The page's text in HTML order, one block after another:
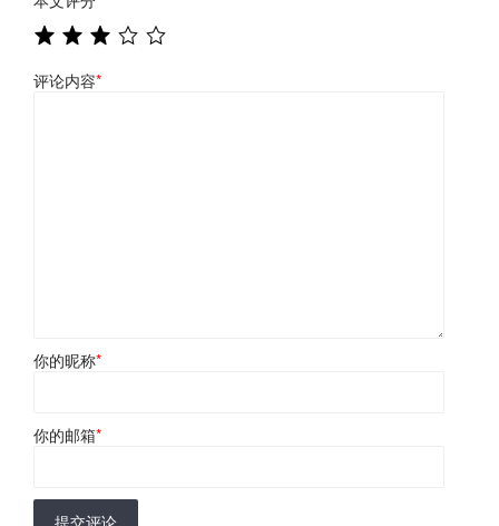
评论内容*
你的昵称*
你的邮箱*
提交评论